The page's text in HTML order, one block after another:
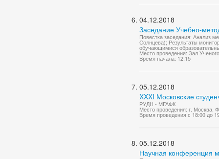
04.12.2018
Заседание Учебно-
Повестка заседания: Анализ
Солнцева); Результаты
обучающимися
Место проведения: Зал
Время начала: 12:15
05.12.2018
XXXI Московские
РУДН - МГАФК
Место проведения: г. Москва,
Время проведения с 18:00 до
05.12.2018
Научная конференция